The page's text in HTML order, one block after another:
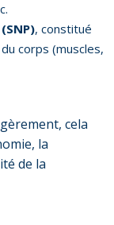
, constitué
corps (muscles,
cela
la
de la